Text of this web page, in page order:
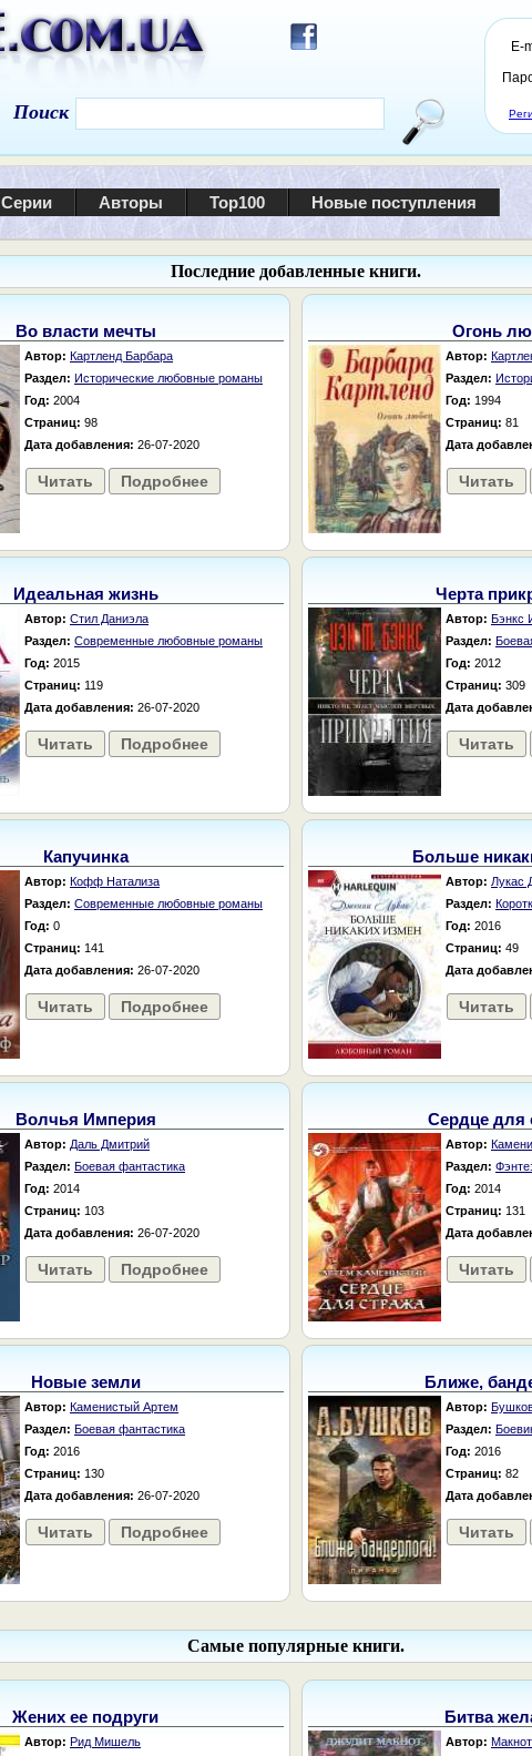
E-
Поиск
Серии Авторы Top100 Новые поступления
Последние добавленные книги.
Во власти мечты
Автор: Картленд Барбара
Раздел: Исторические любовные романы
Год: 2004
Страниц: 98
Дата добавления: 26-07-2020
Читать Подробнее
Огонь
Автор:
Раздел:
Год: 1994
Страниц: 81
Дата
Читать
Идеальная жизнь
Автор: Стил Даниэла
Раздел: Современные любовные романы
Год: 2015
Страниц: 119
Дата добавления: 26-07-2020
Читать Подробнее
Черта
Автор: Бэнкс
Раздел:
Год: 2012
Страниц: 309
Дата
Читать
Капучинка
Автор: Кофф Натализа
Раздел: Современные любовные романы
Год: 0
Страниц: 141
Дата добавления: 26-07-2020
Читать Подробнее
Больше
Автор: Лукас
Раздел:
Год: 2016
Страниц: 49
Дата
Читать
Волчья Империя
Автор: Даль Дмитрий
Раздел: Боевая фантастика
Год: 2014
Страниц: 103
Дата добавления: 26-07-2020
Читать Подробнее
Сердце для
Автор:
Раздел:
Год: 2014
Страниц: 131
Дата
Читать
Новые земли
Автор: Каменистый Артем
Раздел: Боевая фантастика
Год: 2016
Страниц: 130
Дата добавления: 26-07-2020
Читать Подробнее
Ближе,
Автор:
Раздел:
Год: 2016
Страниц: 82
Дата
Читать
Самые популярные книги.
Жених ее подруги
Автор: Рид Мишель
Битва
Автор: